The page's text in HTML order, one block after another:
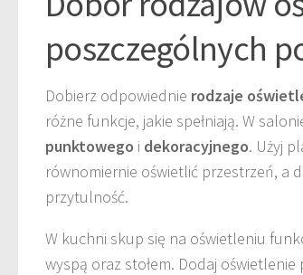
poszczególnych
Dobierz odpowiednie rodzaje
różne funkcje, jakie spełniają. W
punktowego i dekoracyjnego. Użyj
równomiernie oświetlić przestrzeń, a
przytulność.
W kuchni skup się na oświetleniu
wyspą oraz stołem. Dodaj